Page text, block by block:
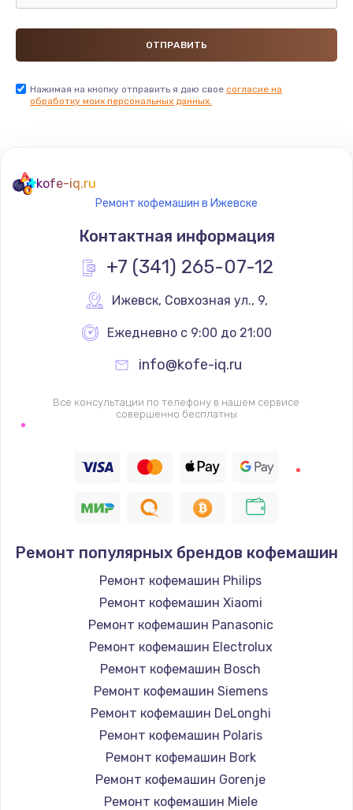
Нажимая на кнопку отправить я даю свое согласие на
обработку моих персональных данных.
kofe-iq.ru
Ремонт кофемашин в Ижевске
Контактная информация
+7 (341) 265-07-12
Ижевск, Совхозная ул., 9,
Ежедневно с 9:00 до 21:00
info@kofe-iq.ru
Все консультации по телефону в нашем сервисе
совершенно бесплатны
Ремонт популярных брендов кофемашин
Ремонт кофемашин Philips
Ремонт кофемашин Xiaomi
Ремонт кофемашин Panasonic
Ремонт кофемашин Electrolux
Ремонт кофемашин Bosch
Ремонт кофемашин Siemens
Ремонт кофемашин DeLonghi
Ремонт кофемашин Polaris
Ремонт кофемашин Bork
Ремонт кофемашин Gorenje
Ремонт кофемашин Miele